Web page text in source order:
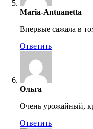
Maria-Antuanetta
Впервые сажала в
Ответить
Ольга
Очень урожайный,
Ответить